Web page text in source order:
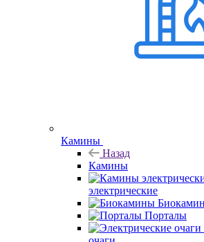
Камины
Назад
Камины
электрические
Порталы